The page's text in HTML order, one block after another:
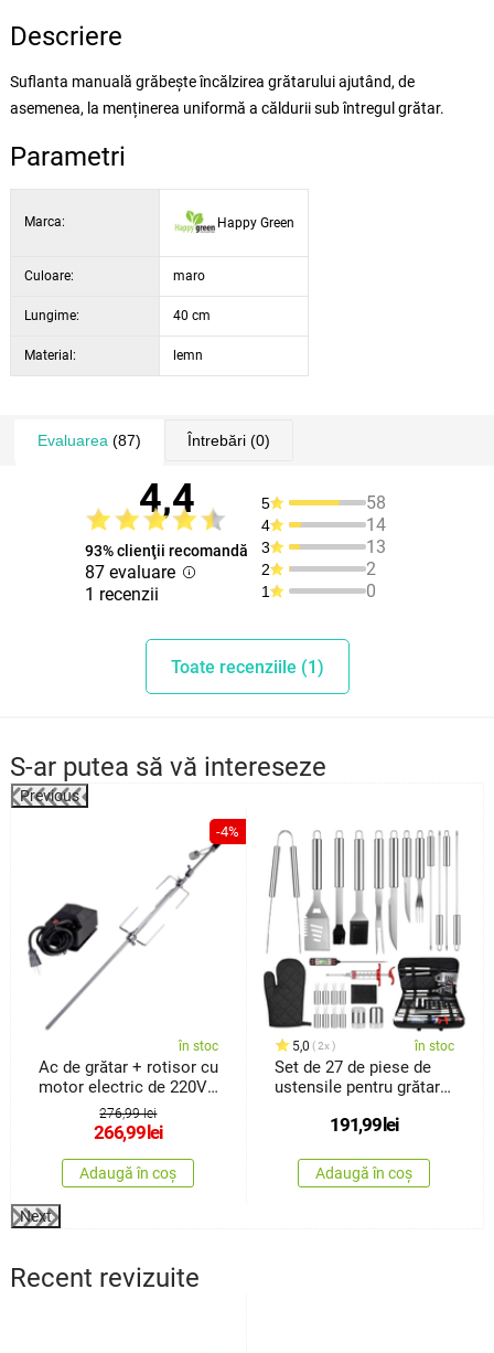
Descriere
Suflanta manuală grăbește încălzirea grătarului ajutând, de
asemenea, la menținerea uniformă a căldurii sub întregul grătar.
Parametri
Marca: Happy Green
Culoare: maro
Lungime: 40 cm
Material: lemn
Evaluarea (87) Întrebări(0)
4,4
93% clienţii recomandă
87 evaluare
1 recenzii
5 58
4 14
3 13
2 2
1 0
Toate recenziile (1)
S-ar putea să vă intereseze
Previous
-4%
în stoc
Ac de grătar + rotisor cu
motor electric de 220V
276,99 lei
266,99 lei
Adaugă în coș
5,0 2x în stoc
Set de 27 de piese de
ustensile pentru grătar
191,99 lei
Adaugă în coș
Next
Recent revizuite